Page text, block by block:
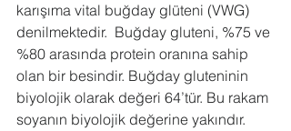
karışıma vital buğday glüteni (VWG)
denilmektedir.  Buğday gluteni, %75 ve
%80 arasında protein oranına sahip
olan bir besindir. Buğday gluteninin
biyolojik olarak değeri 64’tür. Bu rakam
soyanın biyolojik değerine yakındır.